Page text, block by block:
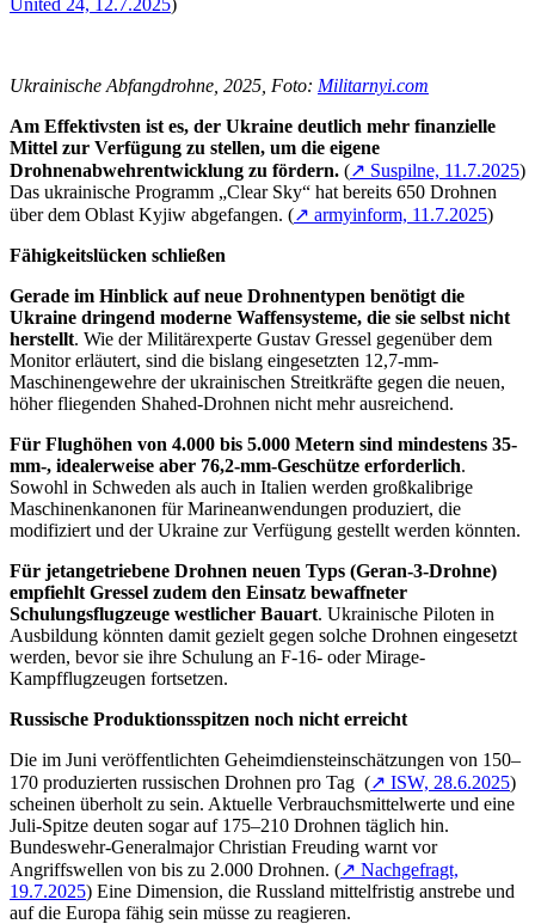
Ukrainische Abfangdrohne, 2025, Foto: Militarnyi.com
Am Effektivsten ist es, der Ukraine deutlich mehr finanzielle
Mittel zur Verfügung zu stellen, um die eigene
Drohnenabwehrentwicklung zu fördern. (↗ Suspilne, 11.7.2025)
Das ukrainische Programm „Clear Sky“ hat bereits 650 Drohnen
über dem Oblast Kyjiw abgefangen. (↗ armyinform, 11.7.2025)
Fähigkeitslücken schließen
Gerade im Hinblick auf neue Drohnentypen benötigt die
Ukraine dringend moderne Waffensysteme, die sie selbst nicht
herstellt. Wie der Militärexperte Gustav Gressel gegenüber dem
Monitor erläutert, sind die bislang eingesetzten 12,7-mm-
Maschinengewehre der ukrainischen Streitkräfte gegen die neuen,
höher fliegenden Shahed-Drohnen nicht mehr ausreichend.
Für Flughöhen von 4.000 bis 5.000 Metern sind mindestens 35-
mm-, idealerweise aber 76,2-mm-Geschütze erforderlich.
Sowohl in Schweden als auch in Italien werden großkalibrige
Maschinenkanonen für Marineanwendungen produziert, die
modifiziert und der Ukraine zur Verfügung gestellt werden könnten.
Für jetangetriebene Drohnen neuen Typs (Geran-3-Drohne)
empfiehlt Gressel zudem den Einsatz bewaffneter
Schulungsflugzeuge westlicher Bauart. Ukrainische Piloten in
Ausbildung könnten damit gezielt gegen solche Drohnen eingesetzt
werden, bevor sie ihre Schulung an F-16- oder Mirage-
Kampfflugzeugen fortsetzen.
Russische Produktionsspitzen noch nicht erreicht
Die im Juni veröffentlichten Geheimdiensteinschätzungen von 150–
170 produzierten russischen Drohnen pro Tag (↗ ISW, 28.6.2025)
scheinen überholt zu sein. Aktuelle Verbrauchsmittelwerte und eine
Juli-Spitze deuten sogar auf 175–210 Drohnen täglich hin.
Bundeswehr-Generalmajor Christian Freuding warnt vor
Angriffswellen von bis zu 2.000 Drohnen. (↗ Nachgefragt,
19.7.2025) Eine Dimension, die Russland mittelfristig anstrebe und
auf die Europa fähig sein müsse zu reagieren.